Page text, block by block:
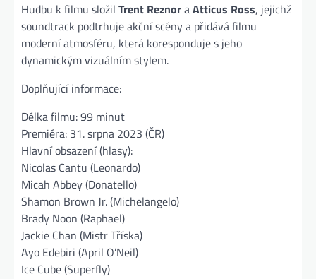
Hudbu k filmu složil Trent ReznoraAtticus Ross, jejichž
soundtrack podtrhuje akční scény a přidává filmu
moderní atmosféru, která koresponduje s jeho
dynamickým vizuálním stylem.
Doplňující informace:
Délka filmu: 99 minut
Premiéra: 31. srpna 2023 (ČR)
Hlavní obsazení (hlasy):
Nicolas Cantu (Leonardo)
Micah Abbey (Donatello)
Shamon Brown Jr. (Michelangelo)
Brady Noon (Raphael)
Jackie Chan (Mistr Tříska)
Ayo Edebiri (April O’Neil)
Ice Cube (Superfly)